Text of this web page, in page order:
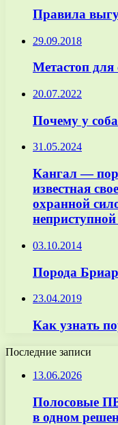
Правила
29.09.2018
Метастоп для
20.07.2022
Почему у
31.05.2024
Кангал —
известная
охранной
03.10.2014
Порода Бриар
23.04.2019
Как узнать
Последние записи
13.06.2026
Полосовые
в одном